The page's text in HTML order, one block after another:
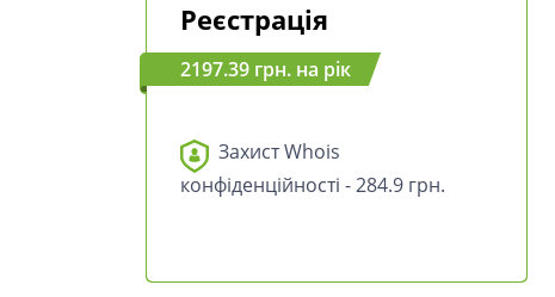
Реєстрація
2197.39 грн. на рік
Захист Whois
конфіденційності - 284.9 грн.